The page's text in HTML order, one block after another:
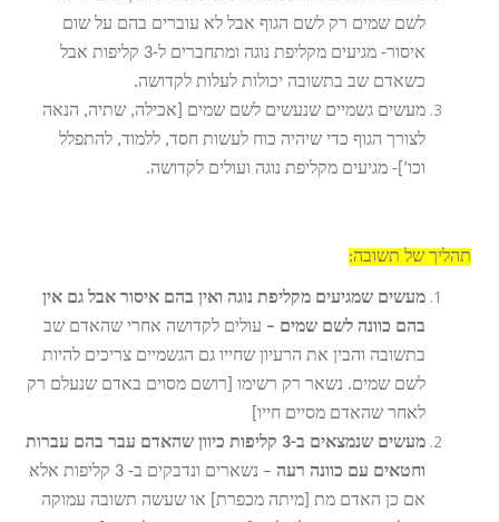
לשם שמים רק לשם הגוף אבל לא עוברים בהם על שום
איסור- מגיעים מקליפת נוגה ומתחברים ל-3 קליפות אבל
כשאדם שב בתשובה יכולות לעלות לקדושה.
מעשים גשמיים שנעשים לשם שמים [אכילה, שתיה, הנאה
לצורך הגוף כדי שיהיה כוח לעשות חסד, ללמוד, להתפלל
וכו’]- מגיעים מקליפת נוגה ועולים לקדושה.
תהליך של תשובה:
מעשים שמגיעים מקליפת נוגה ואין בהם איסור אבל גם אין
בהם כוונה לשם שמים – עולים לקדושה אחרי שהאדם שב
בתשובה והבין את הרעיון שחייו גם הגשמיים צריכים להיות
לשם שמים. נשאר רק רשימו [רושם מסוים באדם שנעלם רק
לאחר שהאדם מסיים חייו]
מעשים שנמצאים ב-3 קליפות כיוון שהאדם עבר בהם עברות
וחטאים עם כוונה רעה
– נשארים ונדבקים ב- 3 קליפות אלא
אם כן האדם מת [מיתה מכפרת] או שעשה תשובה עמוקה